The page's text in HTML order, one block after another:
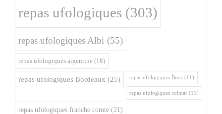
repas ufologiques (303)
repas ufologiques Albi (55)
repas ufologiques argentine (18)
repas ufologiques Bordeaux (25) repas ufologiques Brest (11)
repas ufologiques colmar (11)
repas ufologiques franche comte (21)